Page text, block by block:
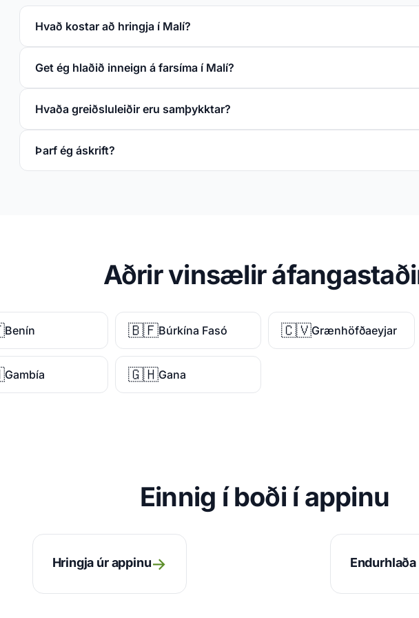
Hvað kostar að hringja í Malí?
Get ég hlaðið inneign á farsíma í Malí?
Hvaða greiðsluleiðir eru samþykktar?
Þarf ég áskrift?
Aðrir vinsælir
Benín 🇧🇫Búrkína Fasó 🇨🇻Grænhöfðaeyjar
Gambía 🇬🇭Gana
Einnig í boði í appinu
Hringja úr appinu→